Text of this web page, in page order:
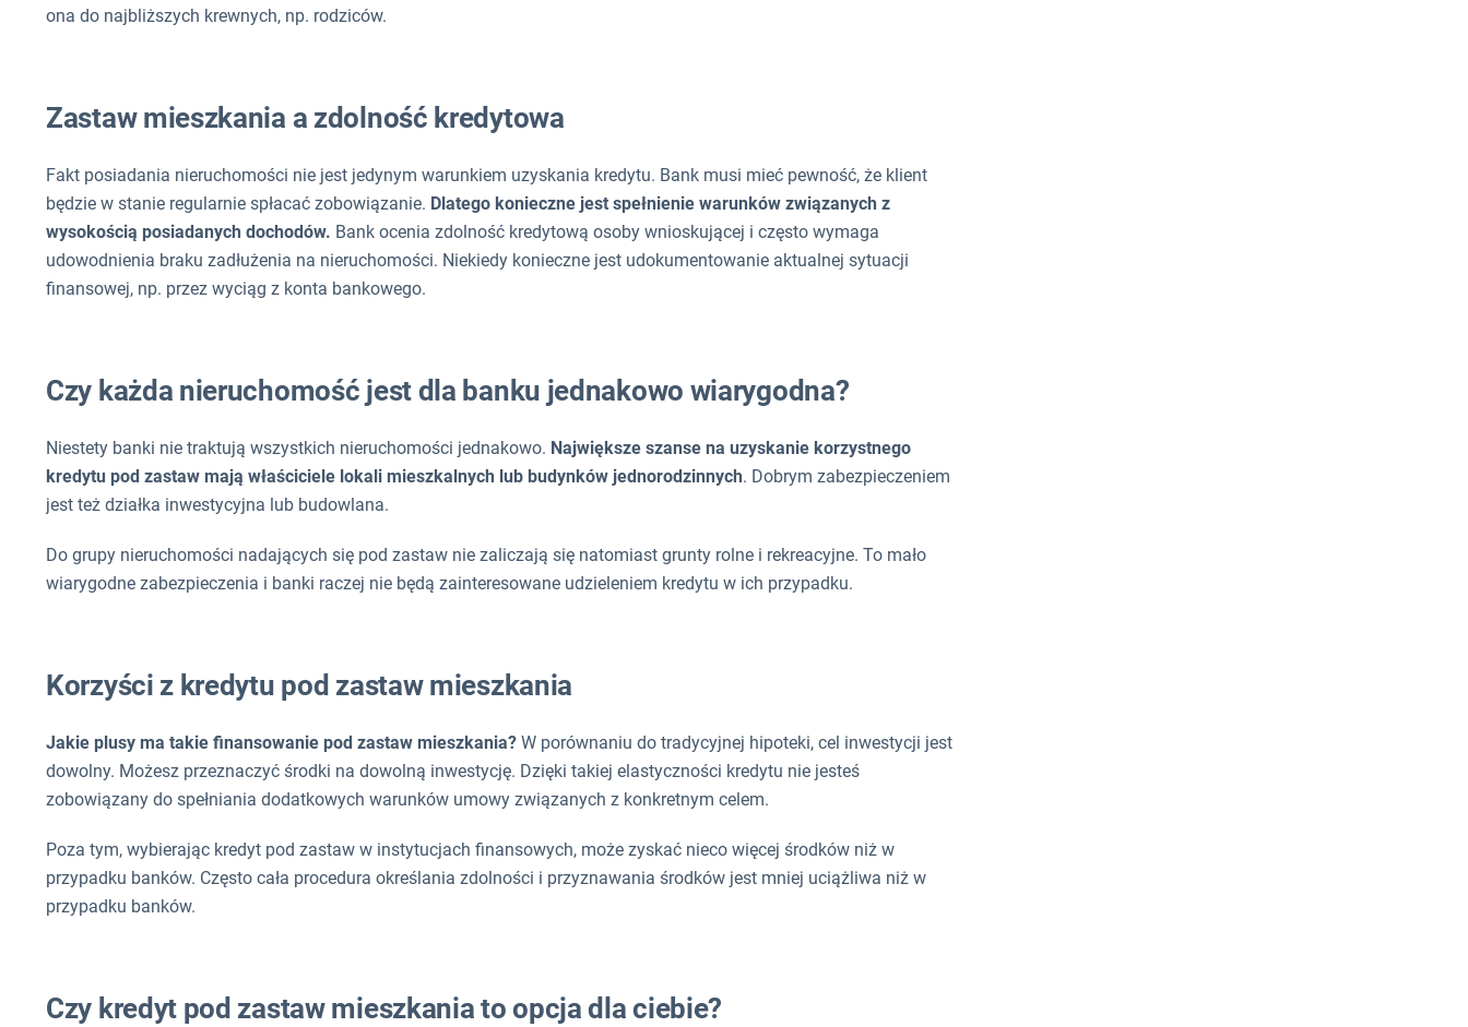
ona do najbliższych krewnych, np. rodziców.
Zastaw mieszkania a zdolność kredytowa
Fakt posiadania nieruchomości nie jest jedynym warunkiem uzyskania kredytu. Bank musi mieć pewność, że klient
będzie w stanie regularnie spłacać zobowiązanie. Dlatego konieczne jest spełnienie warunków związanych z
wysokością posiadanych dochodów. Bank ocenia zdolność kredytową osoby wnioskującej i często wymaga
udowodnienia braku zadłużenia na nieruchomości. Niekiedy konieczne jest udokumentowanie aktualnej sytuacji
finansowej, np. przez wyciąg z konta bankowego.
Czy każda nieruchomość jest dla banku jednakowo wiarygodna?
Niestety banki nie traktują wszystkich nieruchomości jednakowo. Największe szanse na uzyskanie korzystnego
kredytu pod zastaw mają właściciele lokali mieszkalnych lub budynków jednorodzinnych. Dobrym zabezpieczeniem
jest też działka inwestycyjna lub budowlana.
Do grupy nieruchomości nadających się pod zastaw nie zaliczają się natomiast grunty rolne i rekreacyjne. To mało
wiarygodne zabezpieczenia i banki raczej nie będą zainteresowane udzieleniem kredytu w ich przypadku.
Korzyści z kredytu pod zastaw mieszkania
Jakie plusy ma takie finansowanie pod zastaw mieszkania? W porównaniu do tradycyjnej hipoteki, cel inwestycji jest
dowolny. Możesz przeznaczyć środki na dowolną inwestycję. Dzięki takiej elastyczności kredytu nie jesteś
zobowiązany do spełniania dodatkowych warunków umowy związanych z konkretnym celem.
Poza tym, wybierając kredyt pod zastaw w instytucjach finansowych, może zyskać nieco więcej środków niż w
przypadku banków. Często cała procedura określania zdolności i przyznawania środków jest mniej uciążliwa niż w
przypadku banków.
Czy kredyt pod zastaw mieszkania to opcja dla ciebie?